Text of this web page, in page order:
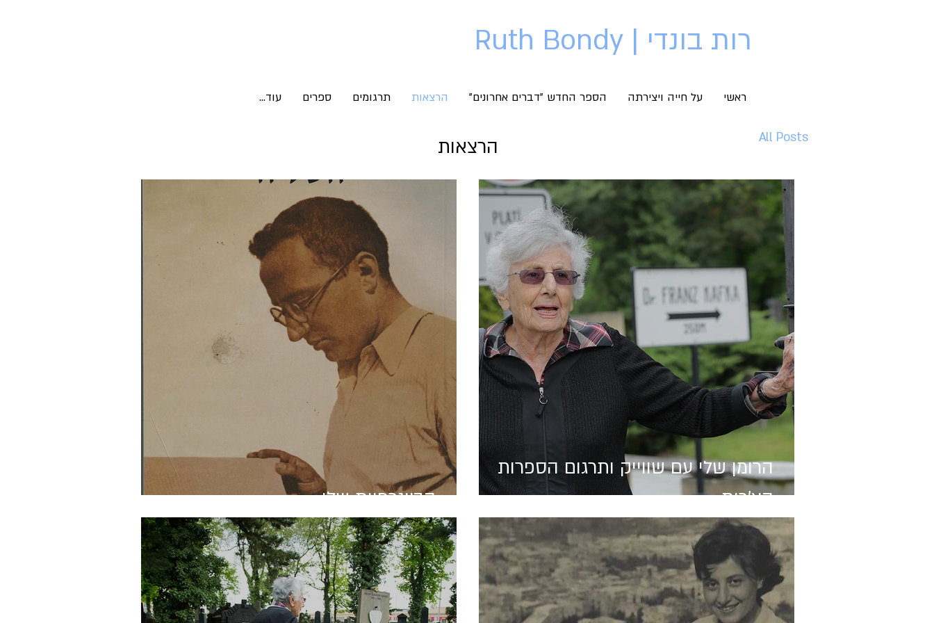
רות בונדי | Ruth Bondy
ראשי על חייה ויצירתה הספר החדש "דברים אחרונים" הרצאות תרגומים ספרים עוד...
All Posts
הרומן שלי עם שווייק ותרגום הספרות
הצ'כית
הביוגרפיות שלי
הרצאות